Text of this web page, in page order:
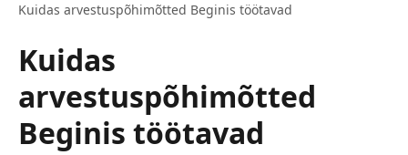
Kuidas arvestuspõhimõtted Beginis töötavad
Kuidas
arvestuspõhimõtted
Beginis töötavad